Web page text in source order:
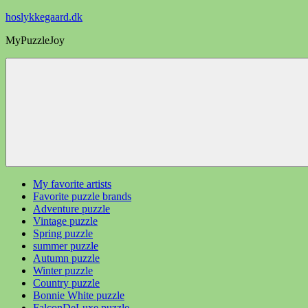
Videre
indhold
hoslykkegaard.dk
MyPuzzleJoy
My favorite artists
Favorite puzzle brands
Adventure puzzle
Vintage puzzle
Spring puzzle
summer puzzle
Autumn puzzle
Winter puzzle
Country puzzle
Bonnie White puzzle